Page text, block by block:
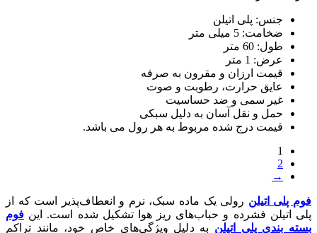
جنس: پلی اتیلن
ضخامت: 5 میلی متر
طول: 60 متر
عرض: 1 متر
قیمت ارزان و مقرون به صرفه
عایق حرارت، رطوبت و صوت
غیر سمی و ضد حساسیت
حمل و نقل آسان به دلیل سبکی
قیمت درج شده مربوط به هر رول می باشد.
1
2
→
فوم پلی اتیلن رولی یک ماده سبک، نرم و انعطاف‌پذیر است که از
پلی اتیلن فشرده و حباب‌های ریز هوا تشکیل شده است. این فوم
بسته بندی پلی اتیلن به دلیل ویژگی‌های خاص خود، مانند تراکم